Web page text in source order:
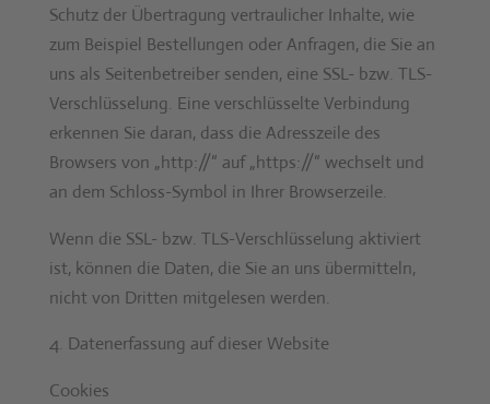
Schutz der Über­tra­gung ver­traulich­er Inhalte, wie
zum Beispiel Bestel­lun­gen oder Anfra­gen, die Sie an
uns als Seit­en­be­treiber senden, eine SSL- bzw. TLS-
Ver­schlüs­selung. Eine ver­schlüs­selte Verbindung
erken­nen Sie daran, dass die Adresszeile des
Browsers von „http://“ auf „https://“ wech­selt und
an dem Schloss-Sym­bol in Ihrer Browserzeile.
Wenn die SSL- bzw. TLS-Ver­schlüs­selung aktiviert
ist, kön­nen die Dat­en, die Sie an uns über­mit­teln,
nicht von Drit­ten mit­ge­le­sen wer­den.
Daten­er­fas­sung auf dieser Web­site
Cook­ies